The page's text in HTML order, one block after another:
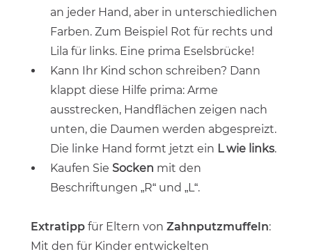
an jeder Hand, aber in unterschiedlichen
Farben. Zum Beispiel Rot für rechts und
Lila für links. Eine prima Eselsbrücke!
Kann Ihr Kind schon schreiben? Dann
klappt diese Hilfe prima: Arme
ausstrecken, Handflächen zeigen nach
unten, die Daumen werden abgespreizt.
Die linke Hand formt jetzt ein L wie links.
Kaufen Sie Socken mit den
Beschriftungen „R“ und „L“.
Extratipp für Eltern von Zahnputzmuffeln:
Mit den für Kinder entwickelten